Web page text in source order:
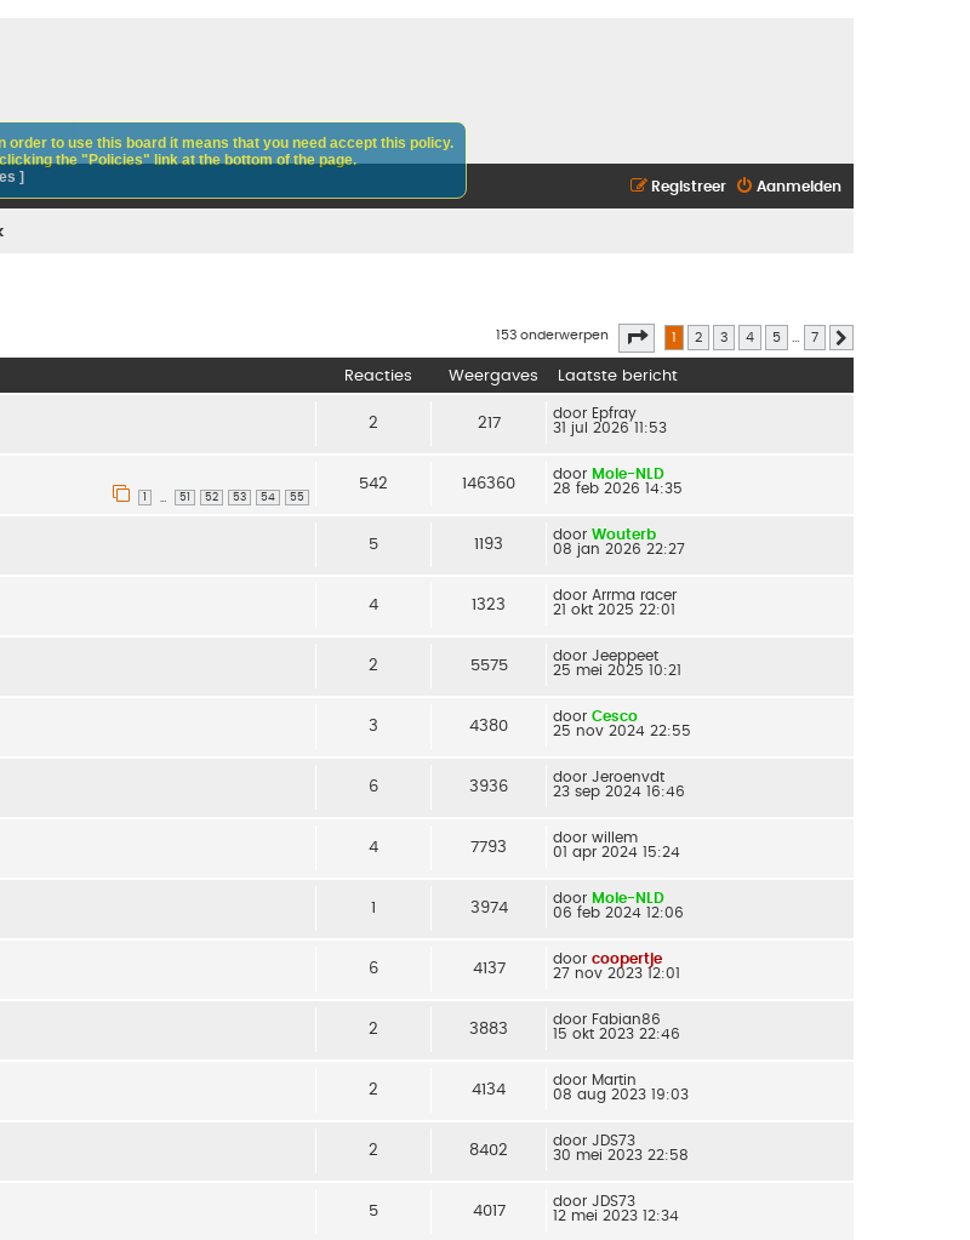
Aanmelden
Registreer
153 onderwerpen Pagina1 van
2 3 4 5 … 7
Reacties Weergaves Laatste bericht
2 217
door Epfray
31 jul 2026 11:53
… 51 52 53 54 55
542 146360
door Mole-NLD
28 feb 2026 14:35
5 1193
door Wouterb
08 jan 2026 22:27
4 1323
door Arrma racer
21 okt 2025 22:01
2 5575
door Jeeppeet
25 mei 2025 10:21
3 4380
door Cesco
25 nov 2024 22:55
6 3936
door Jeroenvdt
23 sep 2024 16:46
4 7793
door willem
01 apr 2024 15:24
1 3974
door Mole-NLD
06 feb 2024 12:06
6 4137
door coopertje
27 nov 2023 12:01
2 3883
door Fabian86
15 okt 2023 22:46
2 4134
door Martin
08 aug 2023 19:03
2 8402
door JDS73
30 mei 2023 22:58
5 4017
door JDS73
12 mei 2023 12:34
to use this board it means that you need accept this policy.
the "Policies" link at the bottom of the page.
]